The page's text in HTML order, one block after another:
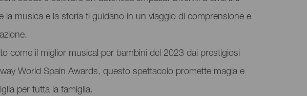
la musica e la storia ti guidano in un viaggio di comprensione e
come il miglior musical per bambini del 2023 dai prestigiosi
World Spain Awards, questo spettacolo promette magia e
per tutta la famiglia.